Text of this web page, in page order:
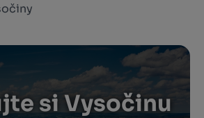
si Vysočinu